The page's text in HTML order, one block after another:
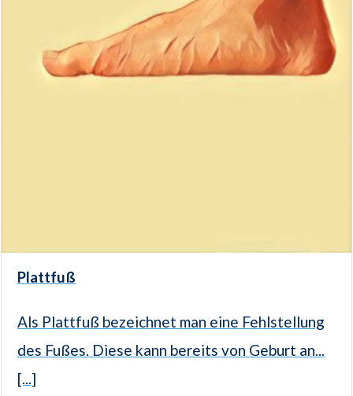
Plattfuß
Als Plattfuß bezeichnet man eine Fehlstellung
des Fußes. Diese kann bereits von Geburt an...
[...]